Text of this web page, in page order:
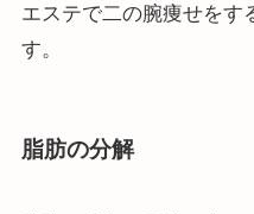
エステで二の腕痩せをす
す。
脂肪の分解